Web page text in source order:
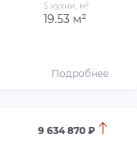
S кухни, м²
19.53 м²
Подробнее
9 634 870 ₽